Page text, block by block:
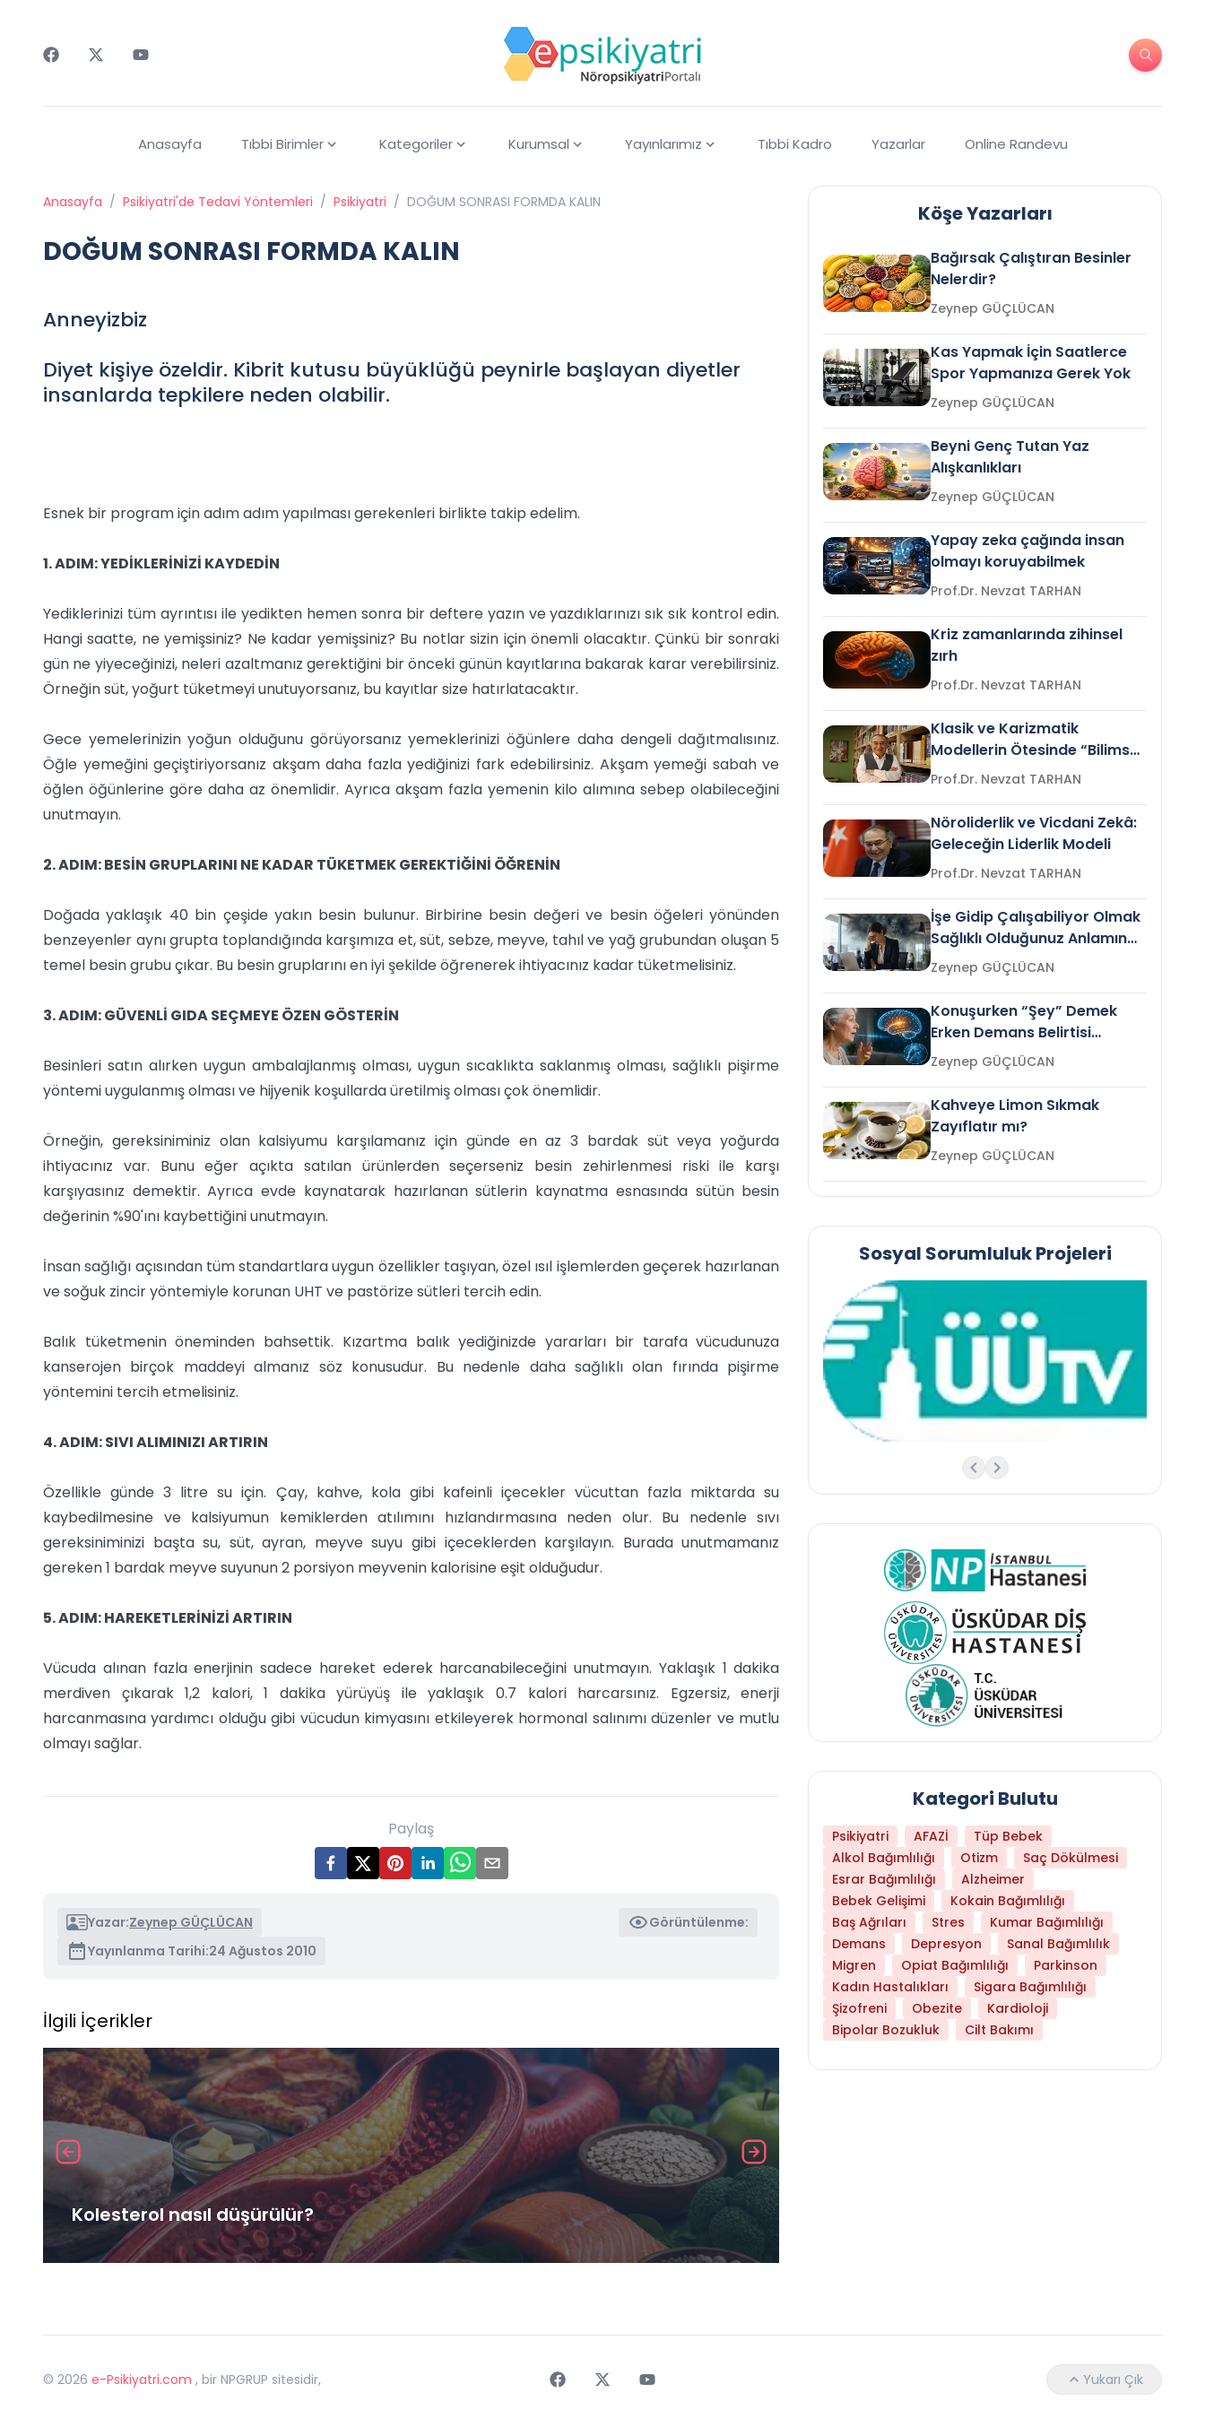
Anasayfa Tıbbi Birimler Kategoriler Kurumsal Yayınlarımız Tıbbi Kadro Yazarlar Online Randevu
Anasayfa / Psikiyatri'de Tedavi Yöntemleri / Psikiyatri / DOĞUM SONRASI FORMDA KALIN
DOĞUM SONRASI FORMDA KALIN
Anneyizbiz
Diyet kişiye özeldir. Kibrit kutusu büyüklüğü peynirle başlayan diyetler
insanlarda tepkilere neden olabilir.
Esnek bir program için adım adım yapılması gerekenleri birlikte takip edelim.
1. ADIM: YEDİKLERİNİZİ KAYDEDİN
Yediklerinizi tüm ayrıntısı ile yedikten hemen sonra bir deftere yazın ve yazdıklarınızı sık sık kontrol edin.
Hangi saatte, ne yemişsiniz? Ne kadar yemişsiniz? Bu notlar sizin için önemli olacaktır. Çünkü bir sonraki
gün ne yiyeceğinizi, neleri azaltmanız gerektiğini bir önceki günün kayıtlarına bakarak karar verebilirsiniz.
Örneğin süt, yoğurt tüketmeyi unutuyorsanız, bu kayıtlar size hatırlatacaktır.
Gece yemelerinizin yoğun olduğunu görüyorsanız yemeklerinizi öğünlere daha dengeli dağıtmalısınız.
Öğle yemeğini geçiştiriyorsanız akşam daha fazla yediğinizi fark edebilirsiniz. Akşam yemeği sabah ve
öğlen öğünlerine göre daha az önemlidir. Ayrıca akşam fazla yemenin kilo alımına sebep olabileceğini
unutmayın.
2. ADIM: BESİN GRUPLARINI NE KADAR TÜKETMEK GEREKTİĞİNİ ÖĞRENİN
Doğada yaklaşık 40 bin çeşide yakın besin bulunur. Birbirine besin değeri ve besin öğeleri yönünden
benzeyenler aynı grupta toplandığında karşımıza et, süt, sebze, meyve, tahıl ve yağ grubundan oluşan 5
temel besin grubu çıkar. Bu besin gruplarını en iyi şekilde öğrenerek ihtiyacınız kadar tüketmelisiniz.
3. ADIM: GÜVENLİ GIDA SEÇMEYE ÖZEN GÖSTERİN
Besinleri satın alırken uygun ambalajlanmış olması, uygun sıcaklıkta saklanmış olması, sağlıklı pişirme
yöntemi uygulanmış olması ve hijyenik koşullarda üretilmiş olması çok önemlidir.
Örneğin, gereksiniminiz olan kalsiyumu karşılamanız için günde en az 3 bardak süt veya yoğurda
ihtiyacınız var. Bunu eğer açıkta satılan ürünlerden seçerseniz besin zehirlenmesi riski ile karşı
karşıyasınız demektir. Ayrıca evde kaynatarak hazırlanan sütlerin kaynatma esnasında sütün besin
değerinin %90'ını kaybettiğini unutmayın.
İnsan sağlığı açısından tüm standartlara uygun özellikler taşıyan, özel ısıl işlemlerden geçerek hazırlanan
ve soğuk zincir yöntemiyle korunan UHT ve pastörize sütleri tercih edin.
Balık tüketmenin öneminden bahsettik. Kızartma balık yediğinizde yararları bir tarafa vücudunuza
kanserojen birçok maddeyi almanız söz konusudur. Bu nedenle daha sağlıklı olan fırında pişirme
yöntemini tercih etmelisiniz.
4. ADIM: SIVI ALIMINIZI ARTIRIN
Özellikle günde 3 litre su için. Çay, kahve, kola gibi kafeinli içecekler vücuttan fazla miktarda su
kaybedilmesine ve kalsiyumun kemiklerden atılımını hızlandırmasına neden olur. Bu nedenle sıvı
gereksiniminizi başta su, süt, ayran, meyve suyu gibi içeceklerden karşılayın. Burada unutmamanız
gereken 1 bardak meyve suyunun 2 porsiyon meyvenin kalorisine eşit olduğudur.
5. ADIM: HAREKETLERİNİZİ ARTIRIN
Vücuda alınan fazla enerjinin sadece hareket ederek harcanabileceğini unutmayın. Yaklaşık 1 dakika
merdiven çıkarak 1,2 kalori, 1 dakika yürüyüş ile yaklaşık 0.7 kalori harcarsınız. Egzersiz, enerji
harcanmasına yardımcı olduğu gibi vücudun kimyasını etkileyerek hormonal salınımı düzenler ve mutlu
olmayı sağlar.
Paylaş
Yazar:Zeynep GÜÇLÜCAN
Görüntülenme:
Yayınlanma Tarihi:24 Ağustos 2010
İlgili İçerikler
Kolesterol nasıl düşürülür?
Köşe Yazarları
Bağırsak Çalıştıran Besinler
Nelerdir?
Zeynep GÜÇLÜCAN
Kas Yapmak İçin Saatlerce
Spor Yapmanıza Gerek Yok
Zeynep GÜÇLÜCAN
Beyni Genç Tutan Yaz
Alışkanlıkları
Zeynep GÜÇLÜCAN
Yapay zeka çağında insan
olmayı koruyabilmek
Prof.Dr. Nevzat TARHAN
Kriz zamanlarında zihinsel
zırh
Prof.Dr. Nevzat TARHAN
Klasik ve Karizmatik
Modellerin Ötesinde “Bilimsel
Liderlik”
Prof.Dr. Nevzat TARHAN
Nöroliderlik ve Vicdani Zekâ:
Geleceğin Liderlik Modeli
Prof.Dr. Nevzat TARHAN
İşe Gidip Çalışabiliyor Olmak
Sağlıklı Olduğunuz Anlamına
Gelir mi?Zeynep GÜÇLÜCAN
Konuşurken “Şey” Demek
Erken Demans Belirtisi
Olabilir mi?Zeynep GÜÇLÜCAN
Kahveye Limon Sıkmak
Zayıflatır mı?
Zeynep GÜÇLÜCAN
Sosyal Sorumluluk Projeleri
Kategori Bulutu
Psikiyatri AFAZİ
Tüp Bebek
Alkol Bağımlılığı
Otizm
Saç Dökülmesi
Esrar Bağımlılığı
Alzheimer
Bebek Gelişimi
Kokain Bağımlılığı
Baş Ağrıları
Stres
Kumar Bağımlılığı
Demans
Depresyon
Sanal Bağımlılık
Migren
Opiat Bağımlılığı
Parkinson
Kadın Hastalıkları
Sigara Bağımlılığı
Şizofreni
Obezite
Kardioloji
Bipolar Bozukluk
Cilt Bakımı
© 2026 e-Psikiyatri.com , bir NPGRUP sitesidir, Yukarı Çık